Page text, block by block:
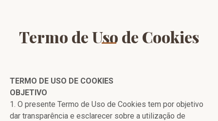
Termo de Uso de Cookies
TERMO DE USO DE COOKIES
OBJETIVO
1. O presente Termo de Uso de Cookies tem por objetivo
dar transparência e esclarecer sobre a utilização de